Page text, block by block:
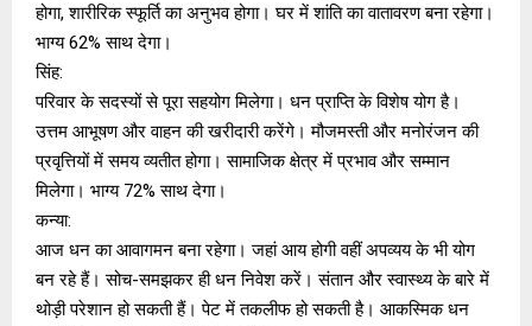
होगा, शारीरिक स्फूर्ति का अनुभव होगा। घर में शांति का वातावरण बना रहेगा।
भाग्य 62% साथ देगा।
सिंह:
परिवार के सदस्यों से पूरा सहयोग मिलेगा। धन प्राप्ति के विशेष योग है।
उत्तम आभूषण और वाहन की खरीदारी करेंगे। मौजमस्ती और मनोरंजन की
प्रवृत्तियों में समय व्यतीत होगा। सामाजिक क्षेत्र में प्रभाव और सम्मान
मिलेगा। भाग्य 72% साथ देगा।
कन्या:
आज धन का आवागमन बना रहेगा। जहां आय होगी वहीं अपव्यय के भी योग
बन रहे हैं। सोच-समझकर ही धन निवेश करें। संतान और स्वास्थ्य के बारे में
थोड़ी परेशान हो सकती हैं। पेट में तकलीफ हो सकती है। आकस्मिक धन